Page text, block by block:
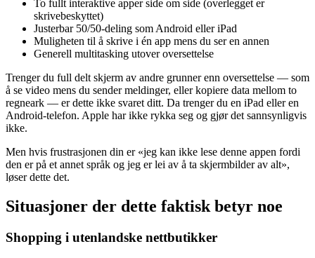
To fullt interaktive apper side om side (overlegget er
skrivebeskyttet)
Justerbar 50/50-deling som Android eller iPad
Muligheten til å skrive i én app mens du ser en annen
Generell multitasking utover oversettelse
Trenger du full delt skjerm av andre grunner enn oversettelse — som
å se video mens du sender meldinger, eller kopiere data mellom to
regneark — er dette ikke svaret ditt. Da trenger du en iPad eller en
Android-telefon. Apple har ikke rykka seg og gjør det sannsynligvis
ikke.
Men hvis frustrasjonen din er «jeg kan ikke lese denne appen fordi
den er på et annet språk og jeg er lei av å ta skjermbilder av alt»,
løser dette det.
Situasjoner der dette faktisk betyr noe
Shopping i utenlandske nettbutikker